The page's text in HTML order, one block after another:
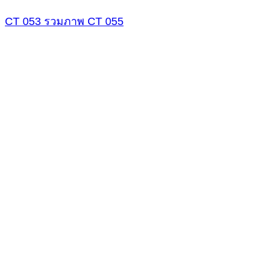
CT 053 รวมภาพ CT 055